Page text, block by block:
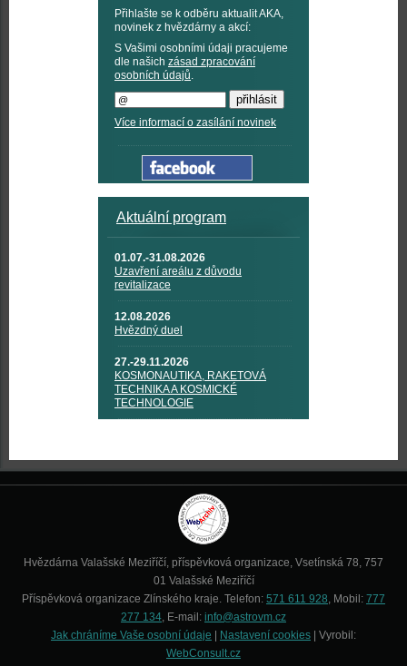
Přihlašte se k odběru aktualit AKA,
novinek z hvězdárny a akcí:
S Vašimi osobními údaji pracujeme
dle našich zásad zpracování
osobních údajů.
Více informací o zasílání novinek
Aktuální program
01.07.-31.08.2026
Uzavření areálu z důvodu
revitalizace
12.08.2026
Hvězdný duel
27.-29.11.2026
KOSMONAUTIKA, RAKETOVÁ
TECHNIKA A KOSMICKÉ
TECHNOLOGIE
Hvězdárna Valašské Meziříčí, příspěvková organizace, Vsetínská 78, 757
01 Valašské Meziříčí
Příspěvková organizace Zlínského kraje. Telefon: 571 611 928, Mobil: 777
277 134, E-mail: info@astrovm.cz
Jak chráníme Vaše osobní údaje
Nastavení cookies | Vyrobil:
WebConsult.cz